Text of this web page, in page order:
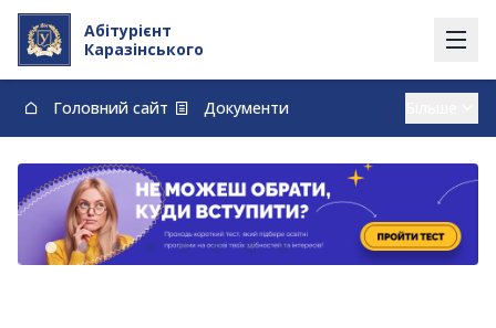
Абітурієнт
Каразінського
Головний сайт
Документи
Вступ із тимчасово окупованих території
Контакти
Карта
Договори про навчання та оплату навчання
vstup@karazin.ua
0-800-33-48-73